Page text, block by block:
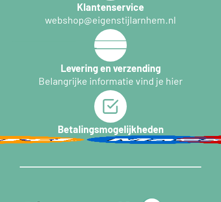
Klantenservice
webshop@eigenstijlarnhem.nl
Levering en verzending
Belangrijke informatie vind je hier
Betalingsmogelijkheden